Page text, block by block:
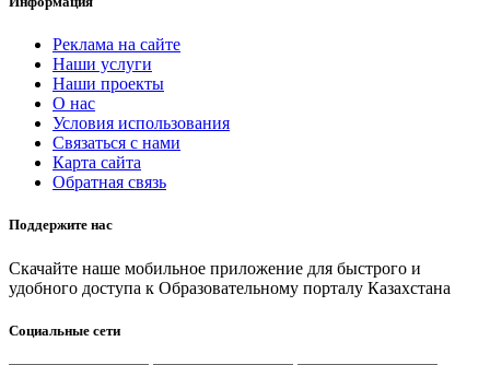
Реклама на сайте
Наши услуги
Наши проекты
О нас
Условия использования
Связаться с нами
Карта сайта
Обратная связь
Поддержите нас
Скачайте наше мобильное приложение для быстрого и
удобного доступа к Образовательному порталу Казахстана
Социальные сети